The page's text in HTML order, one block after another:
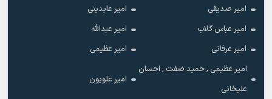
امیر صدیقی
امیر عابدینی
امیر عباس گلاب
امیر عبدالله
امیر عرفانی
امیر عظیمی
امیر عظیمی , حمید صفت , احسان
علیخانی
امیر علویون